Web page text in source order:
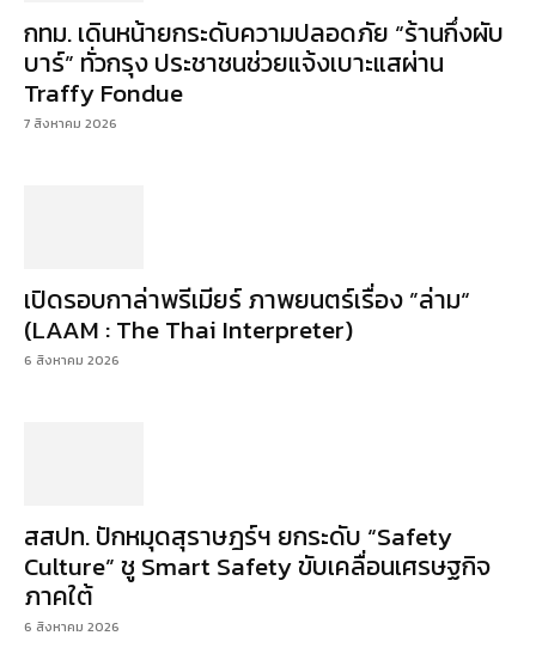
กทม. เดินหน้ายกระดับความปลอดภัย “ร้านกึ่งผับ
บาร์” ทั่วกรุง ประชาชนช่วยแจ้งเบาะแสผ่าน
Traffy Fondue
7 สิงหาคม 2026
เปิดรอบกาล่าพรีเมียร์ ภาพยนตร์เรื่อง ”ล่าม“
(LAAM : The Thai Interpreter)
6 สิงหาคม 2026
สสปท. ปักหมุดสุราษฎร์ฯ ยกระดับ “Safety
Culture” ชู Smart Safety ขับเคลื่อนเศรษฐกิจ
ภาคใต้
6 สิงหาคม 2026